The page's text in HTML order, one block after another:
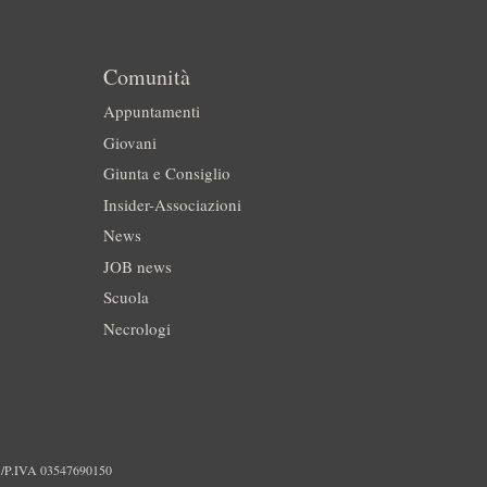
Comunità
Appuntamenti
Giovani
Giunta e Consiglio
Insider-Associazioni
News
JOB news
Scuola
Necrologi
P.IVA 03547690150